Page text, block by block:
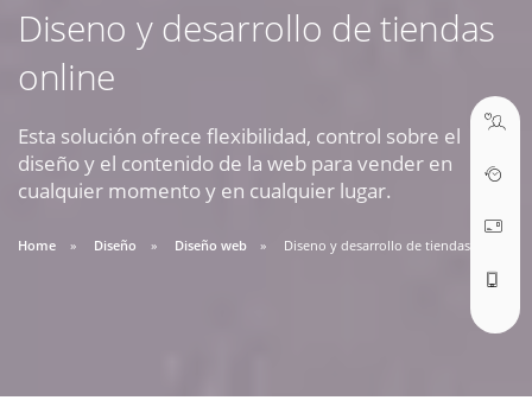
Diseno y desarrollo de tiendas
online
Esta solución ofrece flexibilidad, control sobre el
diseño y el contenido de la web para vender en
cualquier momento y en cualquier lugar.
Home Diseño Diseño web Diseno y desarrollo de tiendas online
09:30 AM A 18:30 PM
ABRIR TICKET